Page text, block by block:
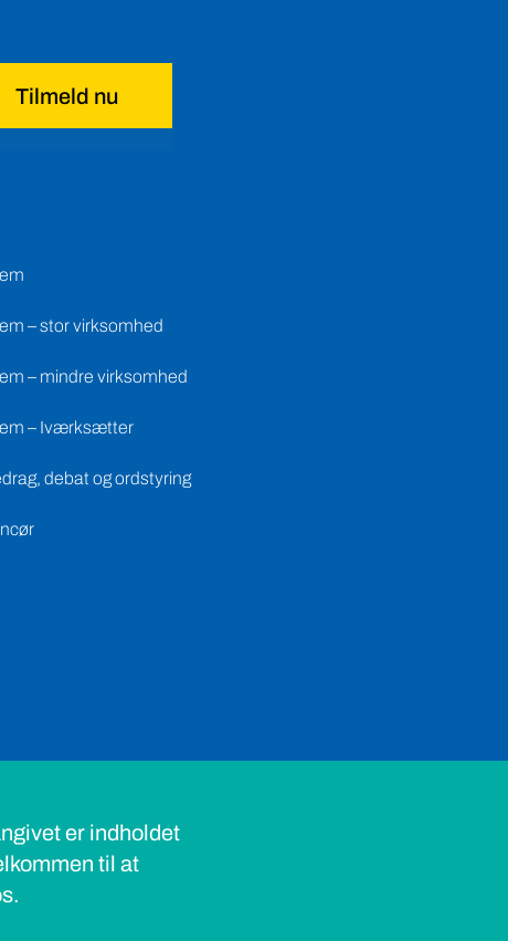
Tilmeld nu
– stor virksomhed
– mindre virksomhed
– Iværksætter
debat og ordstyring
er indholdet
til at